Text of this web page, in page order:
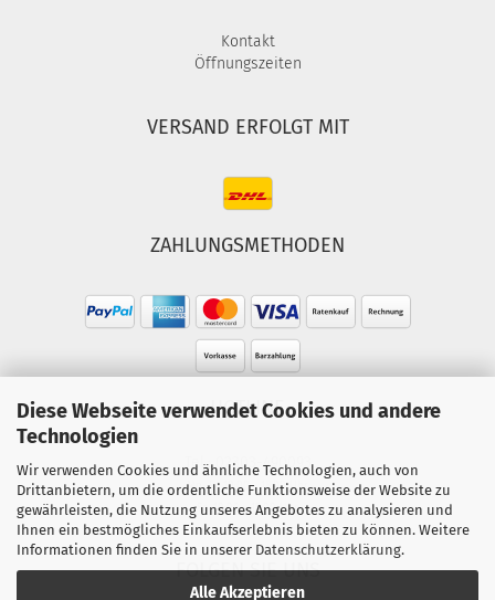
Diese Webseite verwendet Cookies und andere
Technologien
Wir verwenden Cookies und ähnliche Technologien, auch von
Drittanbietern, um die ordentliche Funktionsweise der Website zu
gewährleisten, die Nutzung unseres Angebotes zu analysieren und
Ihnen ein bestmögliches Einkaufserlebnis bieten zu können. Weitere
Informationen finden Sie in unserer Datenschutzerklärung.
Alle Akzeptieren
Kontakt
Öffnungszeiten
VERSAND ERFOLGT MIT
ZAHLUNGSMETHODEN
HOTLINE
Tel.: 02303-490093
Mo.-Fr. 10:00 - 18:00 Uhr
Sa. 10:00 - 15:00 Uhr
FOLGEN SIE UNS